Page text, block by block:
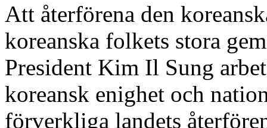
Att återförena den
koreanska folkets stora
President Kim Il Sung
koreansk enighet och
förverkliga landets